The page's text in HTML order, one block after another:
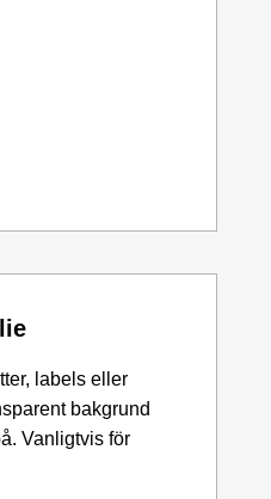
labels eller
bakgrund
Vanligtvis för